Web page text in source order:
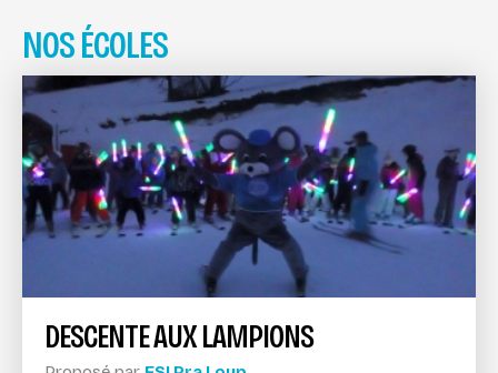
NOS ÉCOLES
DESCENTE AUX LAMPIONS